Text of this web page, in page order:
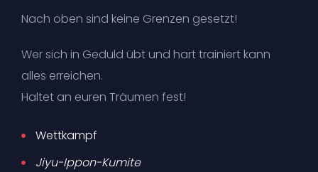
Nach oben sind keine Grenzen gesetzt!
Wer sich in Geduld übt und hart trainiert kann
alles erreichen.
Haltet an euren Träumen fest!
Wettkampf
Jiyu-Ippon-Kumite